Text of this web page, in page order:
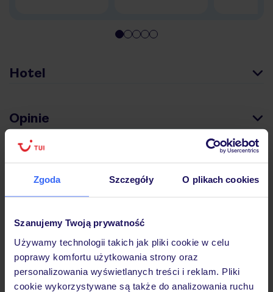
Zgoda Szczegóły O plikach cookies
Szanujemy Twoją prywatność
Używamy technologii takich jak pliki cookie w celu
poprawy komfortu użytkowania strony oraz
personalizowania wyświetlanych treści i reklam. Pliki
cookie wykorzystywane są także do analizowania ruchu
Hotel
Opinie
Pokoje
Atrakcje